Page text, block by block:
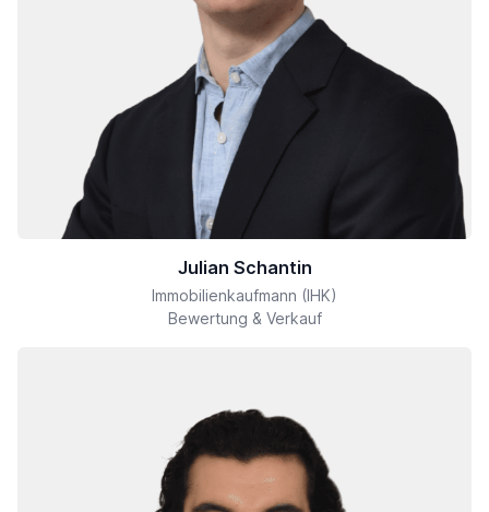
Julian Schantin
Immobilienkaufmann (IHK)
Bewertung & Verkauf